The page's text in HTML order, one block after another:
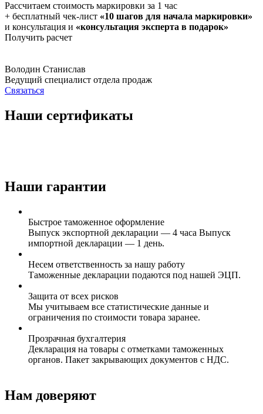
Рассчитаем стоимость маркировки за 1 час
+ бесплатный чек-лист «10 шагов для начала маркировки»
и консультация и «консультация эксперта в подарок»
Получить расчет
Володин Станислав
Ведущий специалист отдела продаж
Связаться
Наши сертификаты
Наши гарантии
Быстрое таможенное оформление
Выпуск экспортной декларации — 4 часа Выпуск
импортной декларации — 1 день.
Несем ответственность за нашу работу
Таможенные декларации подаются под нашей ЭЦП.
Защита от всех рисков
Мы учитываем все статистические данные и
ограничения по стоимости товара заранее.
Прозрачная бухгалтерия
Декларация на товары с отметками таможенных
органов. Пакет закрывающих документов с НДС.
Нам доверяют